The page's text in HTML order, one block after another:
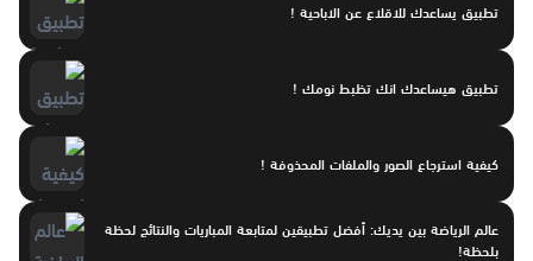
تطبيق يساعدك للاقلاع عن الاباحية !
تطبيق هيساعدك انك تظبط نومك !
كيفية استرجاع الصور والملفات المحذوفة !
عالم الرياضة بين يديك: أفضل تطبيقين لمتابعة المباريات والنتائج لحظة
بلحظة!